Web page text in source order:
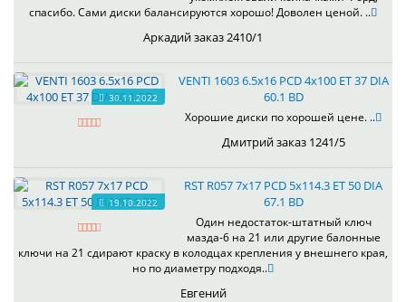
спасибо. Сами диски балансируются хорошо! Доволен ценой. ..
Аркадий заказ 2410/1
30.11.2022
VENTI 1603 6.5x16 PCD 4x100 ET 37 DIA
60.1 BD
Хорошие диски по хорошей цене. ..
Дмитрий заказ 1241/5
19.10.2022
RST R057 7x17 PCD 5x114.3 ET 50 DIA
67.1 BD
Один недостаток-штатный ключ
мазда-6 на 21 или другие балонные
ключи на 21 сдирают краску в колодцах крепления у внешнего края,
но по диаметру подходя..
Евгений